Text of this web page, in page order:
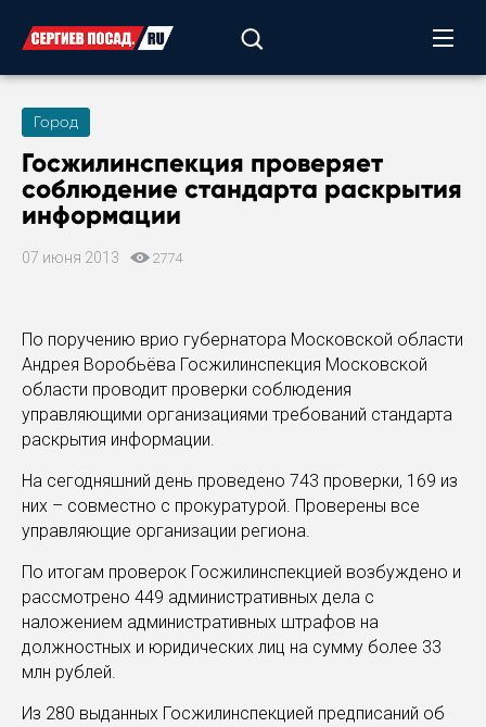
Город
Госжилинспекция проверяет
соблюдение стандарта раскрытия
информации
07 июня 2013 2774
По поручению врио губернатора Московской области
Андрея Воробьёва Госжилинспекция Московской
области проводит проверки соблюдения
управляющими организациями требований стандарта
раскрытия информации.
На сегодняшний день проведено 743 проверки, 169 из
них – совместно с прокуратурой. Проверены все
управляющие организации региона.
По итогам проверок Госжилинспекцией возбуждено и
рассмотрено 449 административных дела с
наложением административных штрафов на
должностных и юридических лиц на сумму более 33
млн рублей.
Из 280 выданных Госжилинспекцией предписаний об